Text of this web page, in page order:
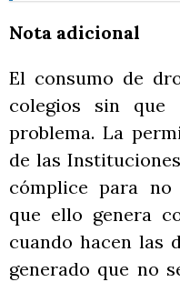
Nota adicional
El consumo de
colegios sin que
problema. La
de las
cómplice para
que ello genera
cuando hacen las
generado que no